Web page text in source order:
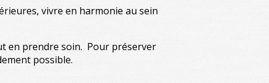
vivre en harmonie au sein
en prendre soin. Pour préserver
possible.